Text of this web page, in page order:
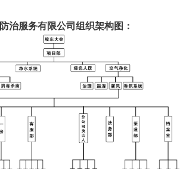
治服务有限公司组织架构图：